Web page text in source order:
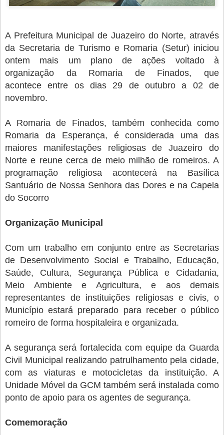
A Prefeitura Municipal de Juazeiro do Norte, através
da Secretaria de Turismo e Romaria (Setur) iniciou
ontem mais um plano de ações voltado à
organização da Romaria de Finados, que
aconteceentre os dias 29 de outubro a 02 de
novembro.
A Romaria de Finados, também conhecida como
Romaria da Esperança, é considerada uma das
maiores manifestações religiosas de Juazeiro do
Norte e reune cerca de meio milhão de romeiros. A
programação religiosa acontecerá na Basílica
Santuário de Nossa Senhora das Dores e na Capela
do Socorro
Organização Municipal
Com um trabalho em conjunto entre as Secretarias
de Desenvolvimento Social e Trabalho, Educação,
Saúde, Cultura, Segurança Pública e Cidadania,
Meio Ambiente e Agricultura, e aos demais
representantes de instituições religiosas e civis, o
Município estará preparado para receber o público
romeiro de forma hospitaleira e organizada.
A segurança será fortalecida com equipe da Guarda
Civil Municipal realizando patrulhamento pela cidade,
com as viaturas e motocicletas da instituição. A
Unidade Móvel da GCM também será instalada como
ponto de apoio para os agentes de segurança.
Comemoração